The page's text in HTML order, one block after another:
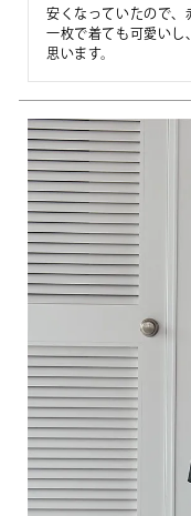
安くなっていたので、
一枚で着ても可愛いし
思います。